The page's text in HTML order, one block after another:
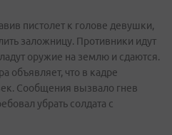
пистолет к голове девушки,
заложницу. Противники идут
оружие на землю и сдаются.
объявляет, что в кадре
Сообщения вызвало гнев
убрать солдата с